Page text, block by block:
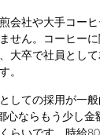
会社や大手コー
せん。コーヒー
大卒で社員とし
。
しての採用が一
心ならもう少し金